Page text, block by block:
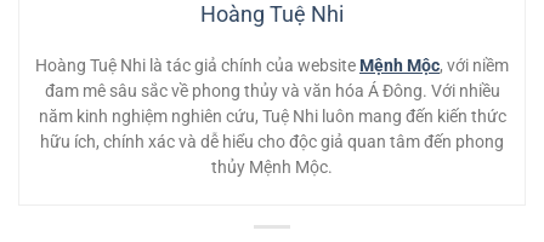
Hoàng Tuệ Nhi
Hoàng Tuệ Nhi là tác giả chính của website Mệnh Mộc, với niềm
đam mê sâu sắc về phong thủy và văn hóa Á Đông. Với nhiều
năm kinh nghiệm nghiên cứu, Tuệ Nhi luôn mang đến kiến thức
hữu ích, chính xác và dễ hiểu cho độc giả quan tâm đến phong
thủy Mệnh Mộc.